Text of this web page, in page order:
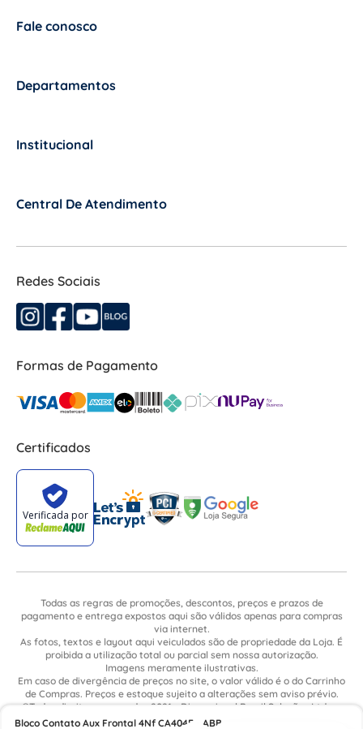
Bloco Contato Aux Frontal 4Nf CA404E - ABB
Fale conosco
Departamentos
Institucional
Central De Atendimento
Redes Sociais
Formas de Pagamento
Certificados
Todas as regras de promoções, descontos, preços e prazos de
pagamento e entrega expostos aqui são válidos apenas para compras
via internet.
As fotos, textos e layout aqui veiculados são de propriedade da Loja. É
proibida a utilização total ou parcial sem nossa autorização.
Imagens meramente ilustrativas.
Em caso de divergência de preços no site, o valor válido é o do Carrinho
de Compras. Preços e estoque sujeito a alterações sem aviso prévio.
©Todos direitos reservados 2021 - Dimensional Brasil Soluções Ltda. -
CNPJ: 06.913.480/0015-63 - Avenida Armando Ragonha, 190 - Bairro